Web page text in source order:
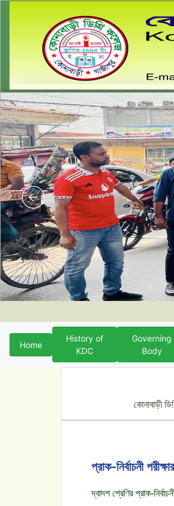
Home
History of
KDC
Governing
Body
কোনাবাড়ী
প্রাক-নির্বাচনী
দ্বাদশ শ্রেণির প্রাক-